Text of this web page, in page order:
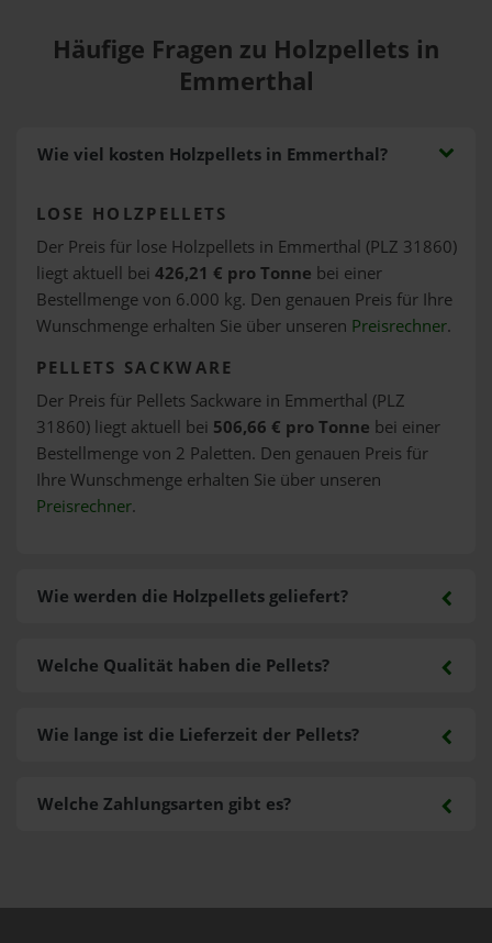
Häufige Fragen zu Holzpellets in
Emmerthal
Wie viel kosten Holzpellets in Emmerthal?
LOSE HOLZPELLETS
Der Preis für lose Holzpellets in Emmerthal (PLZ 31860)
liegt aktuell bei 426,21 € pro Tonne bei einer
Bestellmenge von 6.000 kg. Den genauen Preis für Ihre
Wunschmenge erhalten Sie über unseren Preisrechner.
PELLETS SACKWARE
Der Preis für Pellets Sackware in Emmerthal (PLZ
31860) liegt aktuell bei 506,66 € pro Tonne bei einer
Bestellmenge von 2 Paletten. Den genauen Preis für
Ihre Wunschmenge erhalten Sie über unseren
Preisrechner.
Wie werden die Holzpellets geliefert?
Welche Zahlungsarten gibt es?
Welche Qualität haben die Pellets?
Wie lange ist die Lieferzeit der Pellets?